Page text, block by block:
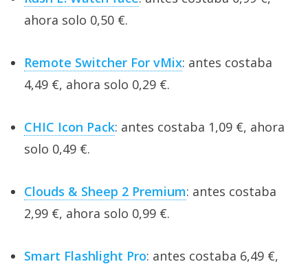
ahora solo 0,50 €.
Remote Switcher For vMix: antes costaba
4,49 €, ahora solo 0,29 €.
CHIC Icon Pack: antes costaba 1,09 €, ahora
solo 0,49 €.
Clouds & Sheep 2 Premium: antes costaba
2,99 €, ahora solo 0,99 €.
Smart Flashlight Pro: antes costaba 6,49 €,